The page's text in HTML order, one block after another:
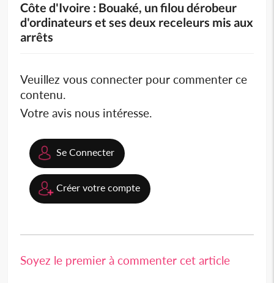
Côte d'Ivoire : Bouaké, un filou dérobeur
d'ordinateurs et ses deux receleurs mis aux
arrêts
Veuillez vous connecter pour commenter ce
contenu.
Votre avis nous intéresse.
Se Connecter
Créer votre compte
Soyez le premier à commenter cet article